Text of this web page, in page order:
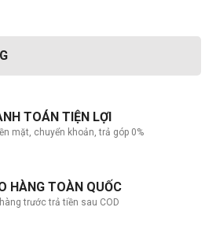
TOÁN TIỆN LỢI
mặt, chuyển khoản, trả góp 0%
HÀNG TOÀN QUỐC
trước trả tiền sau COD